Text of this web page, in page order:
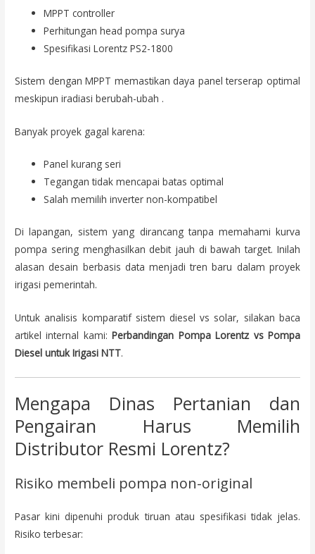
MPPT controller
Perhitungan head pompa surya
Spesifikasi Lorentz PS2-1800
Sistem dengan MPPT memastikan daya panel terserap optimal
meskipun iradiasi berubah-ubah .
Banyak proyek gagal karena:
Panel kurang seri
Tegangan tidak mencapai batas optimal
Salah memilih inverter non-kompatibel
Di lapangan, sistem yang dirancang tanpa memahami kurva
pompa sering menghasilkan debit jauh di bawah target. Inilah
alasan desain berbasis data menjadi tren baru dalam proyek
irigasi pemerintah.
Untuk analisis komparatif sistem diesel vs solar, silakan baca
artikel internal kami:Perbandingan Pompa Lorentz vs Pompa
Diesel untuk Irigasi NTT.
Mengapa Dinas Pertanian dan
Pengairan Harus Memilih
Distributor Resmi Lorentz?
Risiko membeli pompa non-original
Pasar kini dipenuhi produk tiruan atau spesifikasi tidak jelas.
Risiko terbesar: